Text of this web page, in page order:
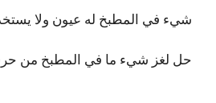
شيء في المطبخ له عيون ولا
حل لغز شيء ما في المطبخ من